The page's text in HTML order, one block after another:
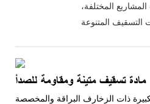
المختلفة،
مادة تسقيف متينة ومقاومة للصدأ
ذات الزخارف البراقة والمخصصة